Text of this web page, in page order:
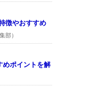
徴やおすすめ
部）
めポイントを解